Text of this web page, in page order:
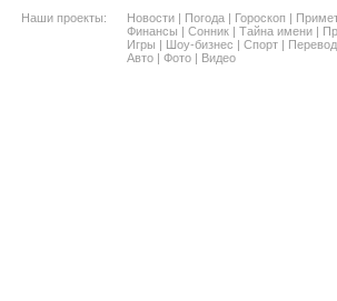
Наши проекты:
Новости Погода Гороскоп
Финансы
Сонник Тайна имени
Игры
Шоу-бизнес Спорт
Авто
Фото Видео